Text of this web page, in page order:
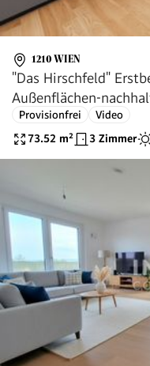
1210 WIEN
"Das Hirschfeld"
Außenflächen-
Rande der Stadt!
Provisionfrei
Video
73.52 m² 3 Zimmer